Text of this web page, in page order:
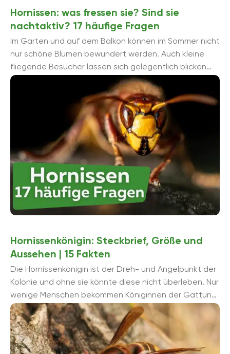
Hornissen: was fressen sie? Sind sie
nachtaktiv? 17 häufige Fragen
Im Garten und auf dem Balkon können im Sommer nicht
nur schöne Blumen bewundert werden. Auch kleine
fliegende Besucher lassen sich gelegentlich blicken
und kommen uns mitunter sehr ...
Hornissenkönigin: Steckbrief, Größe und
Aussehen | 15 Fakten
Die Hornissenkönigin ist der Dreh- und Angelpunkt der
Kolonie und ohne sie könnte diese nicht überleben. Nur
wenige Menschen bekommen Königinnen der Gattung
Vespa zu Gesicht und ...